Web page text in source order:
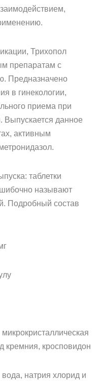
Трихопол
препаратам с
Предназначено
в гинекологии,
приема при
Выпускается данное
активным
таблетки
называют
Подробный состав
кремния, кросповидон
натрия хлорид и